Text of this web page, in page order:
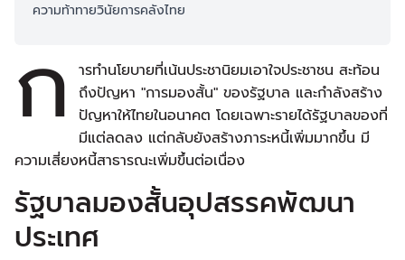
ความท้าทายวินัยการคลังไทย
ก
ารทำนโยบายที่เน้นประชานิยมเอาใจประชาชน สะท้อน
ถึงปัญหา "การมองสั้น" ของรัฐบาล และกำลังสร้าง
ปัญหาให้ไทยในอนาคต โดยเฉพาะรายได้รัฐบาลของที่
มีแต่ลดลง แต่กลับยังสร้างภาระหนี้เพิ่มมากขึ้น มี
ความเสี่ยงหนี้สาธารณะเพิ่มขึ้นต่อเนื่อง
รัฐบาลมองสั้นอุปสรรคพัฒนา
ประเทศ